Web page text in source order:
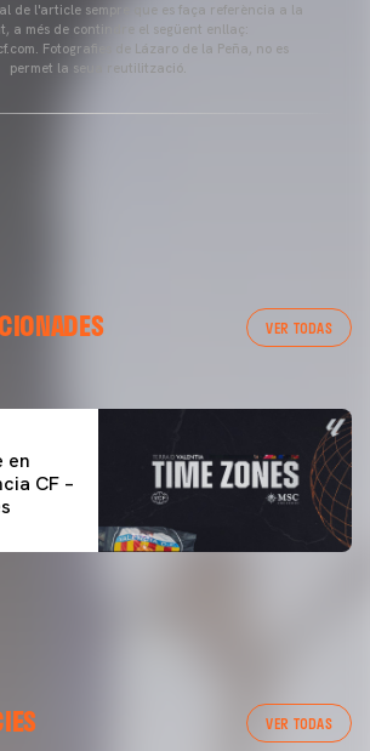
de l'article sempre que es faça referència a la
a més de contindre el següent enllaç:
Fotografies de Lázaro de la Peña, no es
permet la seua reutilització.
VER TODAS
DEL VALENCIA CF 04/03/26
en
CF –
VER TODAS